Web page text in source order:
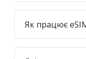
Як працює